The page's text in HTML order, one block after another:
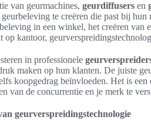
van geurmachines, geurdiffusers en
te creëren die past bij
in een winkel, het creëren van
op kantoor,
in professionele
maken op hun klanten. De juiste
koopgedrag beïnvloeden. Het is
van de concurrentie en je merk te
geurverspreidingstechnologie